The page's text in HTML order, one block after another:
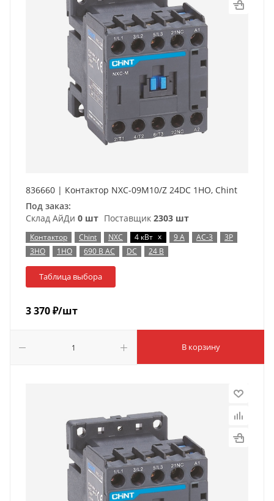
836660 | Контактор NXC-09M10/Z 24DC 1НO, Chint
Под заказ:
Склад АйДи 0 шт Поставщик 2303 шт
Контактор Chint NXC 4 кВт x 9 А AC-3
3P
3НО
1НО 690 В AC DC 24 В
Таблица выбора
3 370₽/шт
В корзину